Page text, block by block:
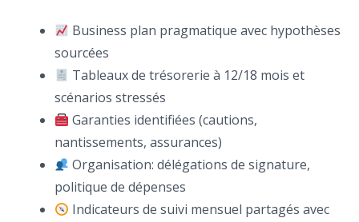
Business plan pragmatique avec hypothèses
sourcées
Tableaux de trésorerie à 12/18 mois et
scénarios stressés
Garanties identifiées (cautions,
nantissements, assurances)
Organisation: délégations de signature,
politique de dépenses
Indicateurs de suivi mensuel partagés avec